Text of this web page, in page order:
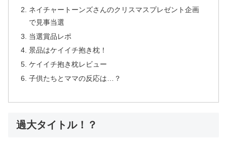
ネイチャートーンズさんのクリスマスプレゼント企画
で見事当選
当選賞品レポ
景品はケイイチ抱き枕！
ケイイチ抱き枕レビュー
子供たちとママの反応は…？
過大タイトル！？